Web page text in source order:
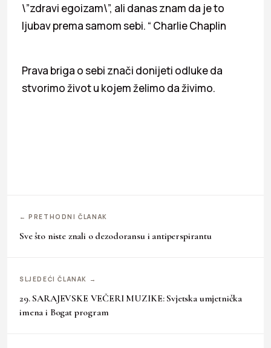
\”zdravi egoizam\”, ali danas znam da je to
ljubav prema samom sebi. “ Charlie Chaplin
Prava briga o sebi znači donijeti odluke da
stvorimo život u kojem želimo da živimo.
← PRETHODNI ČLANAK
Sve što niste znali o dezodoransu i antiperspirantu
SLJEDEĆI ČLANAK →
29. SARAJEVSKE VEČERI MUZIKE: Svjetska umjetnička
imena i Bogat program